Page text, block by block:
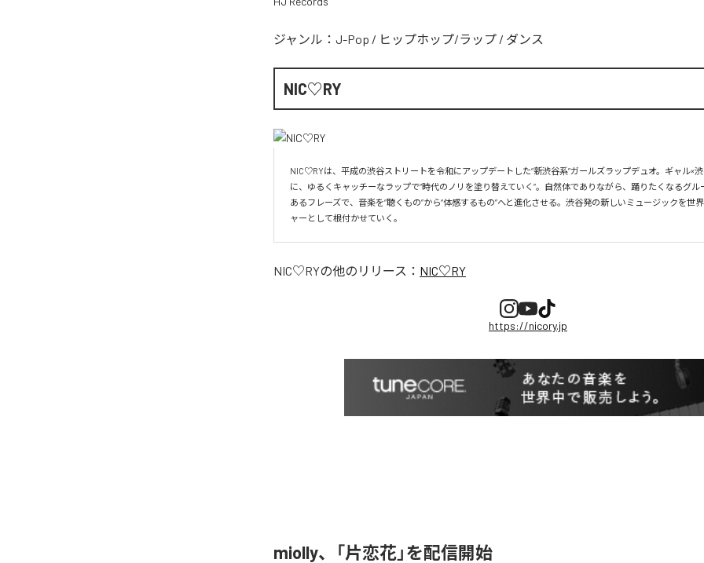
ジャンル： J-Pop / ヒップホップ/ラップ / ダンス
NIC♡RY
NIC♡RYは、平成の渋谷ストリートを令和にアップデートした“新渋谷系”ガールズラップデュオ。ギャル×
に、ゆるくキャッチーなラップで“時代のノリを塗り替えていく”。自然体でありながら、踊りたくなるグル
あるフレーズで、音楽を“聴くもの”から“体感するもの”へと進化させる。渋谷発の新しいミュージックを世
ャーとして根付かせていく。
NIC♡RYの他のリリース： NIC♡RY
https://nicory.jp
miolly、「片恋花」を配信開始